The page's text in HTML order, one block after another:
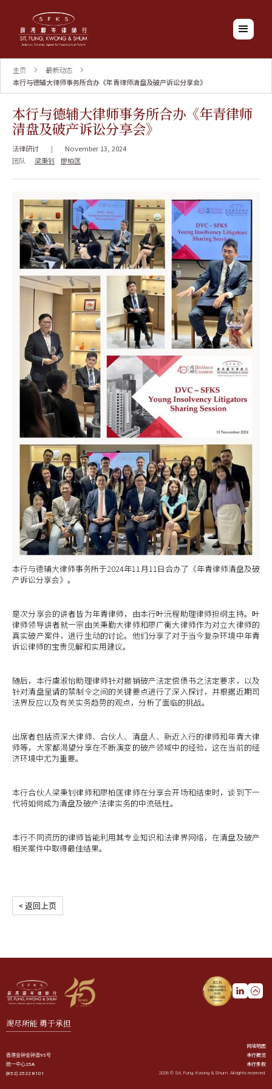
主页
最新动态
本行与德辅大律师事务所合办《年青律师清盘及破产诉讼分享会》
本行与德辅大律师事务所合办《年青律师
清盘及破产诉讼分享会》
法律研讨 |
November 13, 2024
团队
梁秉钊 廖柏匡
本行与德辅大律师事务所于2024年11月11日合办了《年青律师清盘及破
产诉讼分享会》。
是次分享会的讲者皆为年青律师，由本行叶沅程助理律师担纲主持。叶
律师领导讲者就一宗由关秉勤大律师和廖广衡大律师作为对立大律师的
真实破产案件，进行生动的讨论。他们分享了对于当今复杂环境中年青
诉讼律师的宝贵见解和实用建议。
随后，本行虞淑怡助理律师针对撤销破产法定偿债书之法定要求，以及
针对清盘呈请的禁制令之间的关键要点进行了深入探讨，并根据近期司
法界反应以及有关实务趋势的观点，分析了面临的挑战。
出席者包括资深大律师、合伙人、清盘人、新近入行的律师和年青大律
师等，大家都渴望分享在不断演变的破产领域中的经验，这在当前的经
济环境中尤为重要。
本行合伙人梁秉钊律师和廖柏匡律师在分享会开场和结束时，谈到下一
代将如何成为清盘及破产法律实务的中流砥柱。
本行不同资历的律师皆能利用其专业知识和法律界网络，在清盘及破产
相关案件中取得最佳结果。
< 返回上页
竭尽所能 勇于承担
香港金钟金钟道95号
统一中心25A
(852) 2522 8101
网站地图
本行概览
本行条款
2026 © Sit, Fung, Kwong & Shum. All rights reserved.